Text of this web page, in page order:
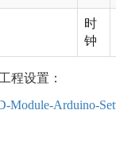
时
钟
程设置：